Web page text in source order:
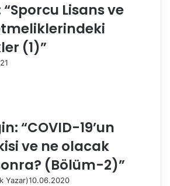
“Sporcu Lisans ve
(1)”
“COVID-19’un
ve ne olacak
(Bölüm-2)”
Yazar)10.06.2020